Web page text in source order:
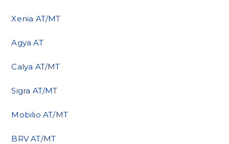
Xenia AT/MT
Agya AT
Calya AT/MT
Sigra AT/MT
Mobilio AT/MT
BRV AT/MT